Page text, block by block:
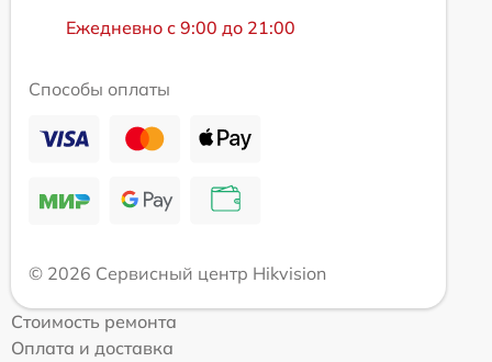
Ежедневно с 9:00 до 21:00
Способы оплаты
© 2026 Сервисный центр Hikvision
Стоимость ремонта
Оплата и доставка